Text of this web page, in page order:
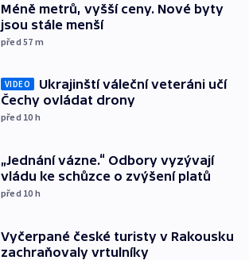
Méně metrů, vyšší ceny. Nové byty
jsou stále menší
před 57 m
VIDEO
Ukrajinští váleční veteráni učí
Čechy ovládat drony
před 10 h
„Jednání vázne.“ Odbory vyzývají
vládu ke schůzce o zvýšení platů
před 10 h
Vyčerpané české turisty v Rakousku
zachraňovaly vrtulníky